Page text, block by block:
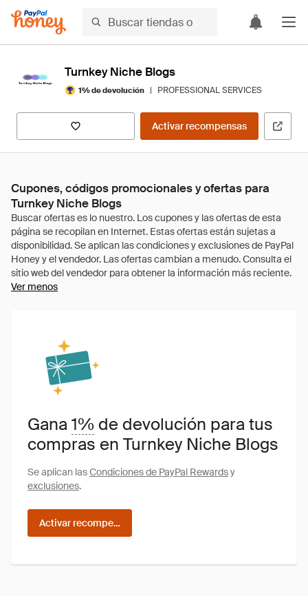
Turnkey Niche Blogs
1% de devolución | PROFESSIONAL SERVICES
Activar recompensas
Cupones, códigos promocionales y ofertas para
Turnkey Niche Blogs
Ver menos
Gana1% de devolución para tus
compras en Turnkey Niche Blogs
Se aplican lasCondiciones de PayPal Rewardsy
exclusiones.
Activar recompensas